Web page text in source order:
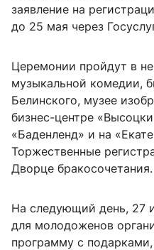
заявление на
до 25 мая через
Церемонии пройдут в
музыкальной комедии,
Белинского, музее
бизнес-центре
«Баденленд» и на
Торжественные
Дворце бракосочетания.
На следующий день, 27
для молодоженов
программу с